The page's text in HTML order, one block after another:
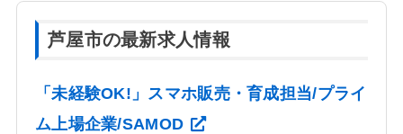
芦屋市の最新求人情報
「未経験OK!」スマホ販売・育成担当/プライ
ム上場企業/SAMOD